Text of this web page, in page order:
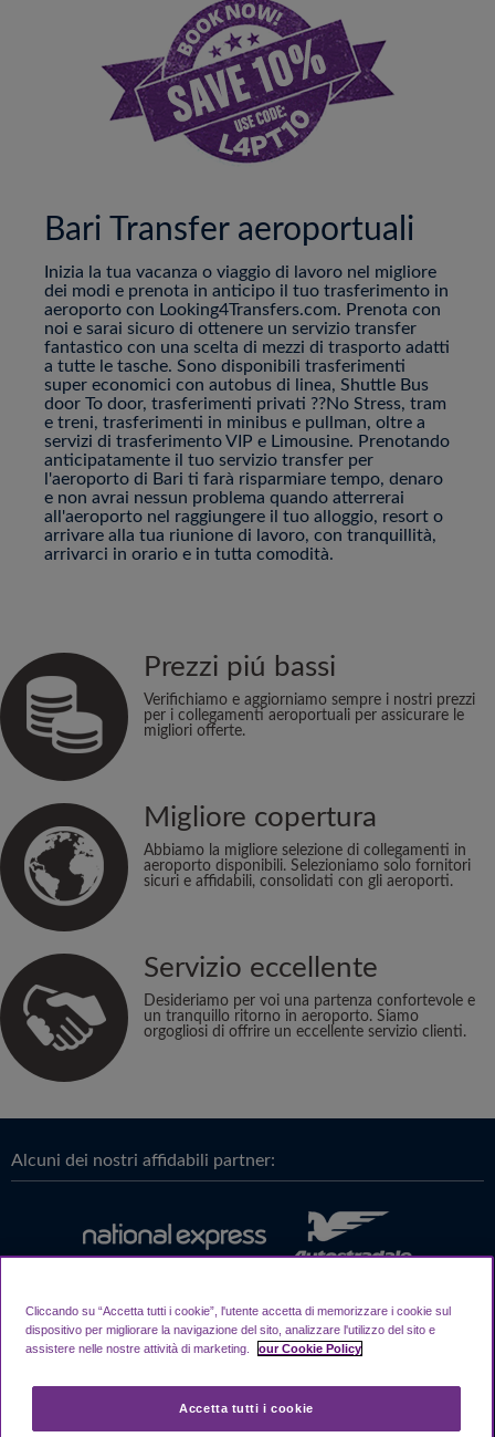
Bari Transfer aeroportuali
Inizia la tua vacanza o viaggio di lavoro nel migliore
dei modi e prenota in anticipo il tuo trasferimento in
aeroporto con Looking4Transfers.com. Prenota con
noi e sarai sicuro di ottenere un servizio transfer
fantastico con una scelta di mezzi di trasporto adatti
a tutte le tasche. Sono disponibili trasferimenti
super economici con autobus di linea, Shuttle Bus
door To door, trasferimenti privati ??No Stress, tram
e treni, trasferimenti in minibus e pullman, oltre a
servizi di trasferimento VIP e Limousine. Prenotando
anticipatamente il tuo servizio transfer per
l'aeroporto di Bari ti farà risparmiare tempo, denaro
e non avrai nessun problema quando atterrerai
all'aeroporto nel raggiungere il tuo alloggio, resort o
arrivare alla tua riunione di lavoro, con tranquillità,
arrivarci in orario e in tutta comodità.
Prezzi piú bassi
Verifichiamo e aggiorniamo sempre i nostri prezzi
per i collegamenti aeroportuali per assicurare le
migliori offerte.
Migliore copertura
Abbiamo la migliore selezione di collegamenti in
aeroporto disponibili. Selezioniamo solo fornitori
sicuri e affidabili, consolidati con gli aeroporti.
Servizio eccellente
Desideriamo per voi una partenza confortevole e
un tranquillo ritorno in aeroporto. Siamo
orgogliosi di offrire un eccellente servizio clienti.
Alcuni dei nostri affidabili partner:
Cliccando su “Accetta tutti i cookie”, l'utente accetta di memorizzare i cookie sul
dispositivo per migliorare la navigazione del sito, analizzare l'utilizzo del sito e
assistere nelle nostre attività di marketing.
our Cookie Policy
Accetta tutti i cookie